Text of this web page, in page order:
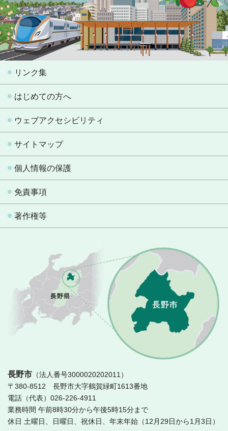
リンク集
はじめての方へ
ウェブアクセシビリティ
サイトマップ
個人情報の保護
免責事項
著作権等
長野市 （法人番号3000020202011）
〒380-8512 長野市大字鶴賀緑町1613番地
電話（代表）026-226-4911
業務時間 午前8時30分から午後5時15分まで
休日 土曜日、日曜日、祝休日、年末年始（12月29日から1月3日）